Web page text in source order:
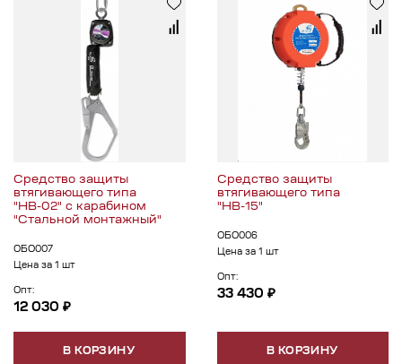
Средство защиты
втягивающего типа
"НВ-02" с карабином
"Стальной монтажный"
ОБО007
Цена за 1 шт
Опт:
12 030 ₽
В КОРЗИНУ
Средство защиты
втягивающего типа
"НВ-15"
ОБО006
Цена за 1 шт
Опт:
33 430 ₽
В КОРЗИНУ